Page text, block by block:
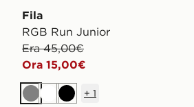
Fila
RGB Run Junior
Era 45,00€
Ora 15,00€
GrigioBianco
Nero
+ 1